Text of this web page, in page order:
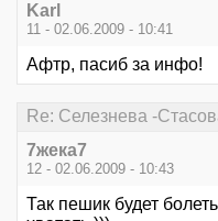
Karl
11 - 02.06.2009 - 10:41
Афтр, пасиб за инфо!
Re: Селезнева -
7жека7
12 - 02.06.2009 - 10:43
Так пешик будет